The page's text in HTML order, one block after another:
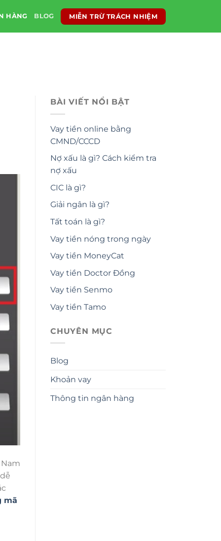
HÀNG BLOG MIỄN TRỪ TRÁCH NHIỆM
mã
BÀI VIẾT NỔI BẬT
Vay tiền online bằng
CMND/CCCD
Nợ xấu là gì? Cách kiểm tra
nợ xấu
CIC là gì?
Giải ngân là gì?
Tất toán là gì?
Vay tiền nóng trong ngày
Vay tiền MoneyCat
Vay tiền Doctor Đồng
Vay tiền Senmo
Vay tiền Tamo
CHUYÊN MỤC
Blog
Khoản vay
Thông tin ngân hàng